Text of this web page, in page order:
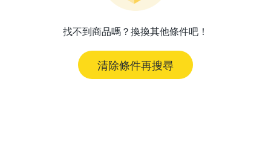
找不到商品嗎？換換其他條件吧！
清除條件再搜尋